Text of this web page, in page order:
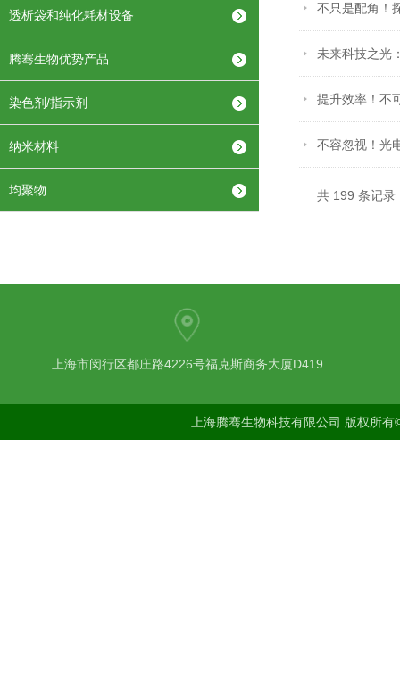
透析袋和纯化耗材设备
腾骞生物优势产品
染色剂/指示剂
纳米材料
均聚物
不只是配角！
未来科技之光
提升效率！不
不容忽视！光
共 199 条记
上海市闵行区都庄路4226号福克斯商务大厦D419
上海腾骞生物科技有限公司 版权所